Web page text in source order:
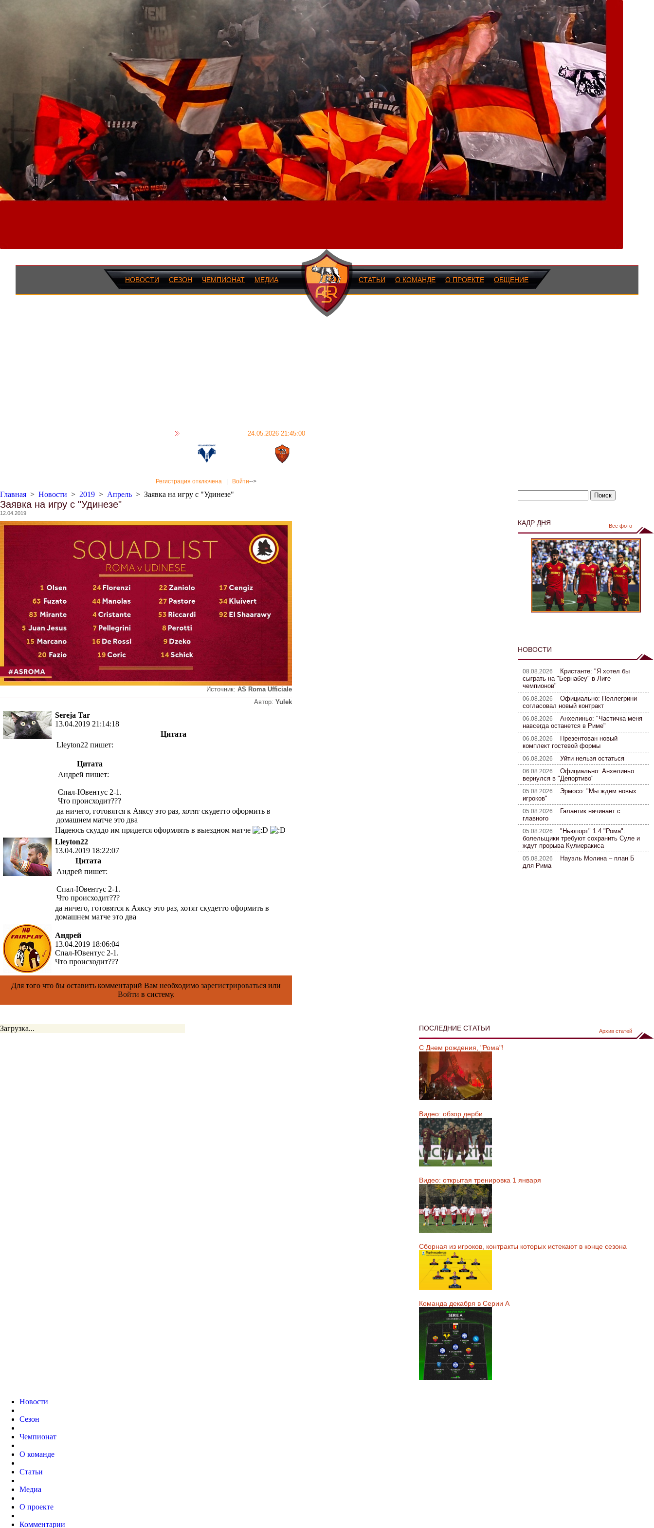
НОВОСТИ СЕЗОН ЧЕМПИОНАТ МЕДИА СТАТЬИ О КОМАНДЕ О ПРОЕКТЕ ОБЩЕНИЕ
24.05.2026 21:45:00
Регистрация отключена Войти-->
Главная > Новости > 2019 > Апрель > Заявка на игру с "Удинезе"
Заявка на игру с "Удинезе"
12.04.2019
Источник: AS Roma Ufficiale
Автор: Yulek
Sereja Tar
13.04.2019 21:14:18
Цитата
Lleyton22 пишет:
Цитата
Андрей пишет:
Спал-Ювентус 2-1.
Что происходит???
да ничего, готовятся к Аяксу это раз, хотят скудетто оформить в
домашнем матче это два
Надеюсь скуддо им придется оформлять в выездном матче
Lleyton22
13.04.2019 18:22:07
Цитата
Андрей пишет:
Спал-Ювентус 2-1.
Что происходит???
да ничего, готовятся к Аяксу это раз, хотят скудетто оформить в
домашнем матче это два
Андрей
13.04.2019 18:06:04
Спал-Ювентус 2-1.
Что происходит???
Для того что бы оставить комментарий Вам необходимо зарегистрироваться или
Войти в систему.
КАДР ДНЯ Все фото
НОВОСТИ
08.08.2026
Кристанте: "Я хотел бы
сыграть на "Бернабеу" в Лиге
чемпионов"
06.08.2026 Официально: Пеллегрини
согласовал новый контракт
06.08.2026 Анхелиньо: "Частичка меня
навсегда останется в Риме"
06.08.2026
Презентован новый
комплект гостевой формы
06.08.2026 Уйти нельзя остаться
06.08.2026 Официально: Анхелиньо
вернулся в "Депортиво"
05.08.2026 Эрмосо: "Мы ждем новых
игроков"
05.08.2026
Галантик начинает с
главного
05.08.2026 "Ньюпорт" 1:4 "Рома":
болельщики требуют сохранить Суле и
ждут прорыва Кулиеракиса
05.08.2026
Науэль Молина – план Б
для Рима
Загрузка... ПОСЛЕДНИЕ СТАТЬИ Архив статей
С Днем рождения, "Рома"!
Видео: обзор дерби
Видео: открытая тренировка 1 января
Сборная из игроков, контракты которых истекают в конце сезона
Команда декабря в Серии А
Новости
Сезон
Чемпионат
О команде
Статьи
Медиа
О проекте
Комментарии